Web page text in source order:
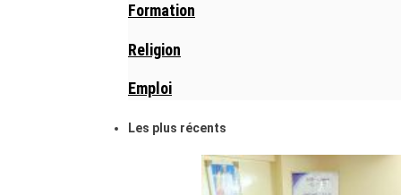
Formation
Religion
Emploi
Les plus récents